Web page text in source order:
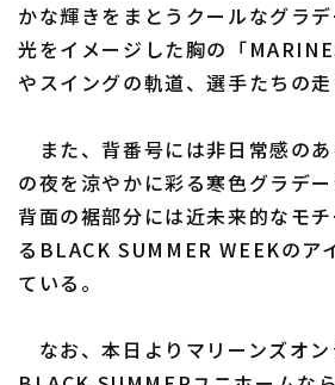
利用規約
運営会社 （別ウィンドウで開く） よくある
かな輝きをまとうクールなグラデ
光をイメージした胸の「
やスイングの軌道、選手たちの走
また、背番号には非日常感の
の夜を涼やかに彩る寒色グラデー
背面の裾部分には近未来的なモ
るBLACK SUMMER WEEKのア
ている。
なお、本日よりマリーンズオ